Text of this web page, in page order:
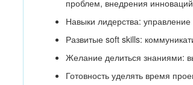
проблем, внедрения
Навыки лидерства:
Развитые soft skills:
Желание делиться знаниями:
Готовность уделять время